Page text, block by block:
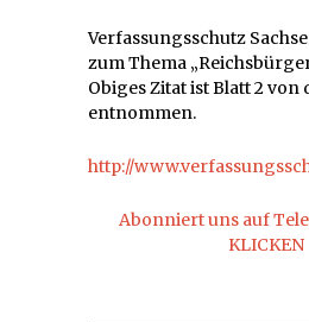
Verfassungsschutz
zum Thema
Obiges Zitat ist Blatt 2 von
entnommen.
http://
Abonniert uns auf
KLICKEN